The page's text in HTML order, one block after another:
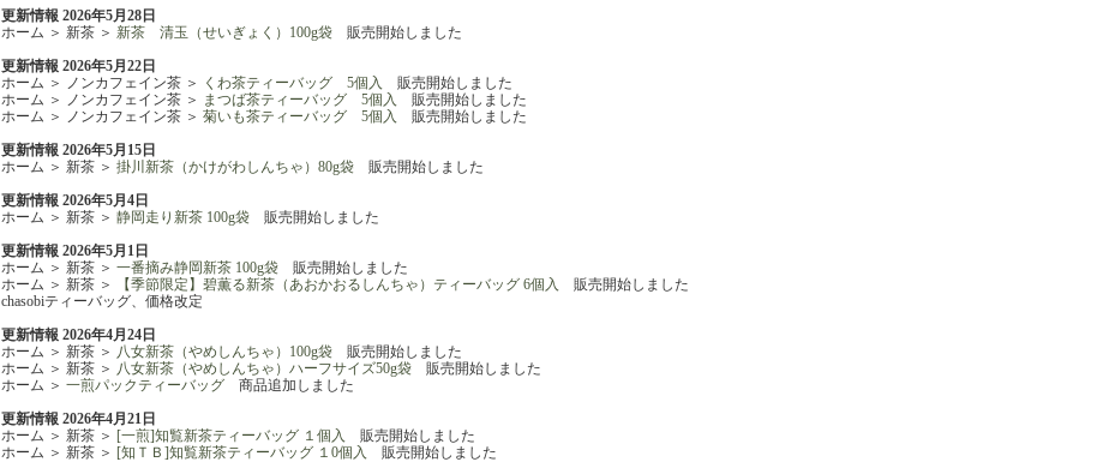
更新情報 2026年5月28日
ホーム ＞ 新茶 ＞ 新茶 清玉（せいぎょく）100g袋 販売開始しました
更新情報 2026年5月22日
ホーム ＞ ノンカフェイン茶 ＞
くわ茶ティーバッグ 5個入
販売開始しました
ホーム ＞ ノンカフェイン茶 ＞ まつば茶ティーバッグ 5個入
販売開始しました
ホーム ＞ ノンカフェイン茶 ＞ 菊いも茶ティーバッグ 5個入
販売開始しました
更新情報 2026年5月15日
ホーム ＞ 新茶 ＞ 掛川新茶（かけがわしんちゃ）80g袋 販売開始しました
更新情報 2026年5月4日
ホーム ＞ 新茶 ＞ 静岡走り新茶 100g袋 販売開始しました
更新情報 2026年5月1日
ホーム ＞ 新茶 ＞ 一番摘み静岡新茶 100g袋 販売開始しました
ホーム ＞ 新茶 ＞
【季節限定】碧薫る新茶（あおかおるしんちゃ）ティーバッグ 6個入
販売開始しました
chasobiティーバッグ、価格改定
更新情報 2026年4月24日
ホーム ＞ 新茶 ＞ 八女新茶（やめしんちゃ）100g袋 販売開始しました
ホーム ＞ 新茶 ＞ 八女新茶（やめしんちゃ）ハーフサイズ50g袋 販売開始しました
ホーム ＞ 一煎パックティーバッグ 商品追加しました
更新情報 2026年4月21日
ホーム ＞ 新茶 ＞ [一煎]知覧新茶ティーバッグ １個入
販売開始しました
ホーム ＞ 新茶 ＞ [知ＴＢ]知覧新茶ティーバッグ １0個入
販売開始しました